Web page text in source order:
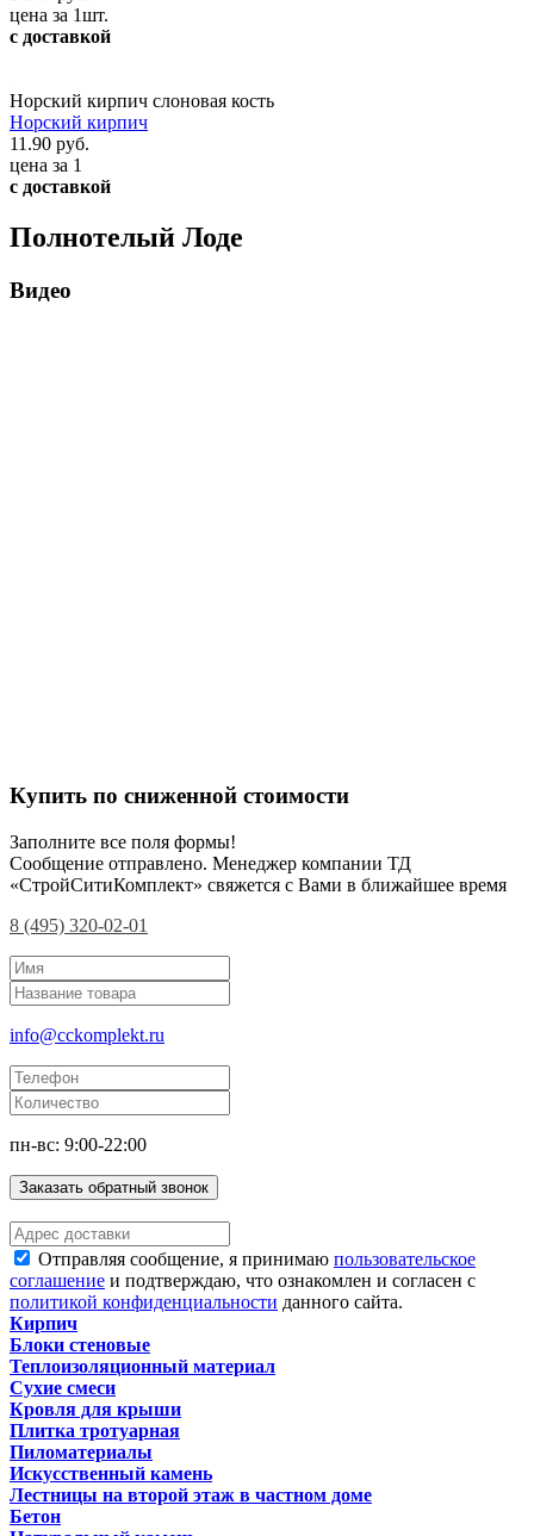
цена за 1шт.
с доставкой
Норский кирпич слоновая кость
Норский кирпич
11.90 руб.
цена за 1
с доставкой
Полнотелый Лоде
Видео
Купить по сниженной стоимости
Заполните все поля формы!
Сообщение отправлено. Менеджер компании ТД
«СтройСитиКомплект» свяжется с Вами в ближайшее время
8 (495) 320-02-01
info@cckomplekt.ru
пн-вс: 9:00-22:00
Заказать обратный звонок
Отправляя сообщение, я принимаю пользовательское
соглашение и подтверждаю, что ознакомлен и согласен с
политикой конфиденциальности данного сайта.
Кирпич
Блоки стеновые
Теплоизоляционный материал
Сухие смеси
Кровля для крыши
Плитка тротуарная
Пиломатериалы
Искусственный камень
Лестницы на второй этаж в частном доме
Бетон